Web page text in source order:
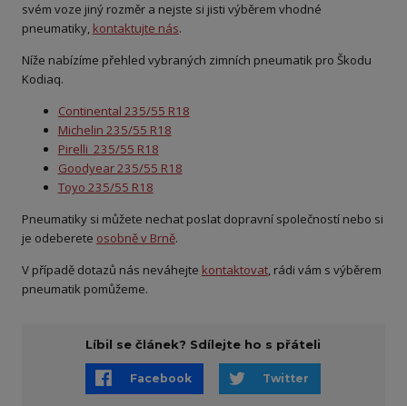
svém voze jiný rozměr a nejste si jisti výběrem vhodné
pneumatiky, kontaktujte nás.
Níže nabízíme přehled vybraných zimních pneumatik pro Škodu
Kodiaq.
Continental 235/55 R18
Michelin 235/55 R18
Pirelli 235/55 R18
Goodyear 235/55 R18
Toyo 235/55 R18
Pneumatiky si můžete nechat poslat dopravní společností nebo si
je odeberete osobně v Brně.
V případě dotazů nás neváhejte kontaktovat, rádi vám s výběrem
pneumatik pomůžeme.
Líbil se článek? Sdílejte ho s přáteli
Facebook Twitter